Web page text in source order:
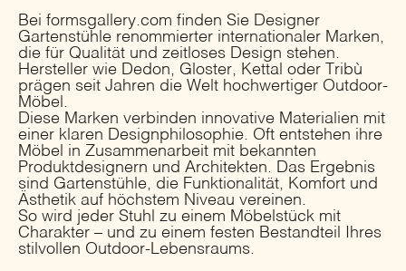
Bei formsgallery.com finden Sie Designer
Gartenstühle renommierter internationaler Marken,
die für Qualität und zeitloses Design stehen.
Hersteller wie Dedon, Gloster, Kettal oder Tribù
prägen seit Jahren die Welt hochwertiger Outdoor-
Möbel.
Diese Marken verbinden innovative Materialien mit
einer klaren Designphilosophie. Oft entstehen ihre
Möbel in Zusammenarbeit mit bekannten
Produktdesignern und Architekten. Das Ergebnis
sind Gartenstühle, die Funktionalität, Komfort und
Ästhetik auf höchstem Niveau vereinen.
So wird jeder Stuhl zu einem Möbelstück mit
Charakter – und zu einem festen Bestandteil Ihres
stilvollen Outdoor-Lebensraums.